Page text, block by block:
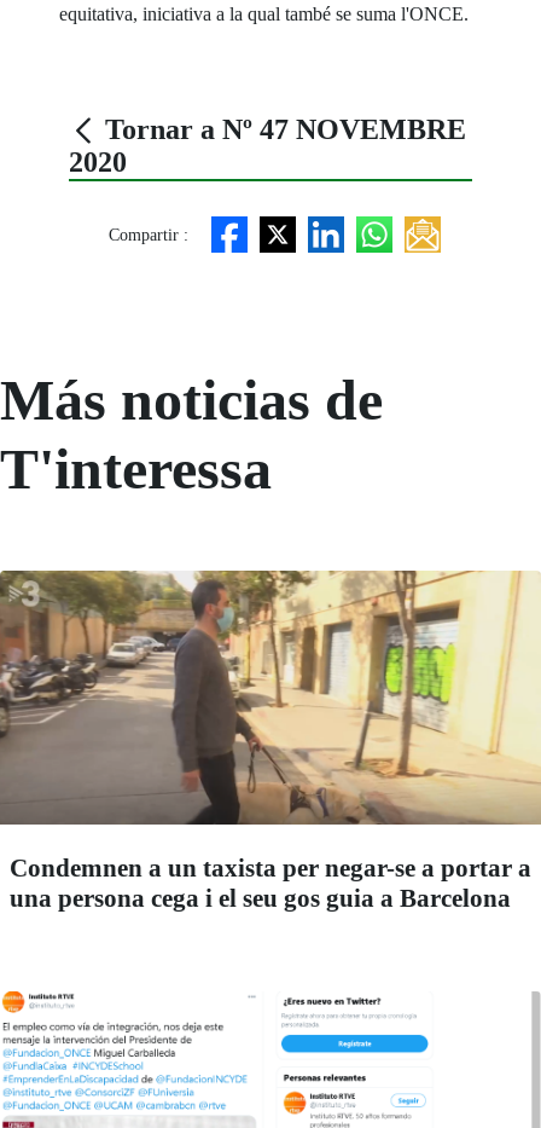
equitativa, iniciativa a la qual també se suma l'ONCE.
Tornar a Nº 47 NOVEMBRE
2020
Compartir :
Más noticias de
T'interessa
Condemnen a un taxista per negar-se a portar a
una persona cega i el seu gos guia a Barcelona